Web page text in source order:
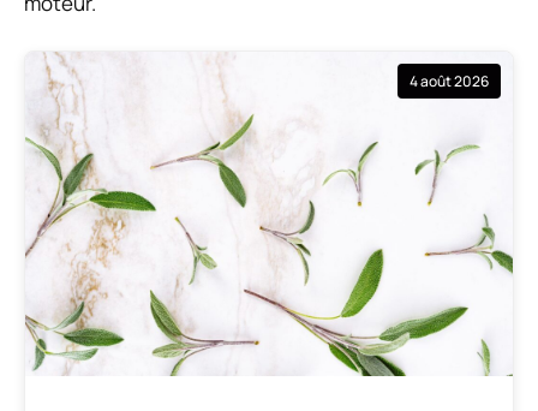
4 août 2026